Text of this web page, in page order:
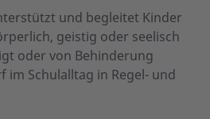
und begleitet Kinder
geistig oder seelisch
oder von Behinderung
im Schulalltag in Regel- und